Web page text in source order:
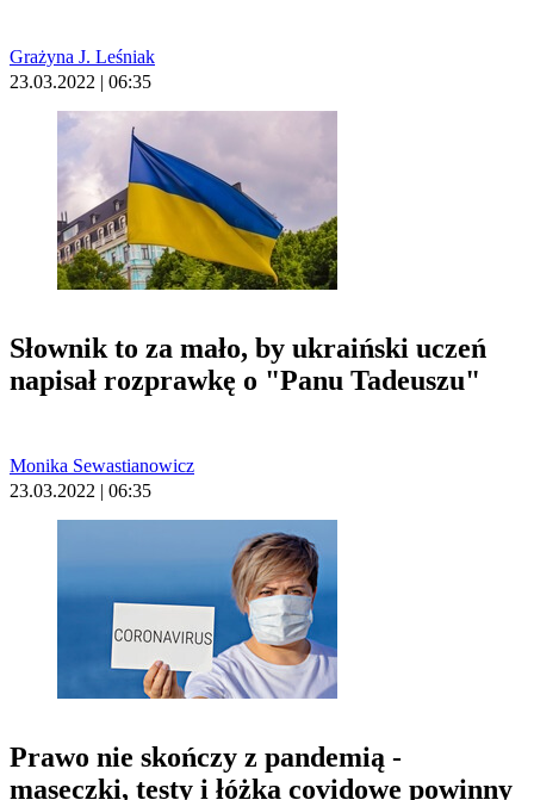
Grażyna J. Leśniak
23.03.2022 | 06:35
Słownik to za mało, by ukraiński uczeń
napisał rozprawkę o "Panu Tadeuszu"
Monika Sewastianowicz
23.03.2022 | 06:35
Prawo nie skończy z pandemią -
maseczki, testy i łóżka covidowe powinny